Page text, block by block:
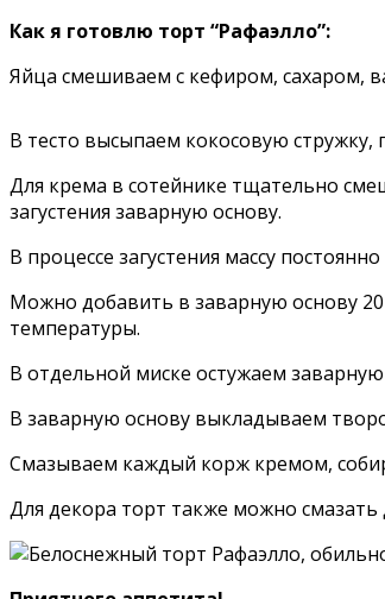
Как я готовлю торт “Рафаэлло”:
Яйца смешиваем с кефиром, сахаром,
В тесто высыпаем кокосовую
Для крема в сотейнике тщательно
загустения заварную основу.
В процессе загустения массу
Можно добавить в заварную основу
температуры.
В отдельной миске остужаем
В заварную основу выкладываем
Смазываем каждый корж кремом,
Для декора торт также можно